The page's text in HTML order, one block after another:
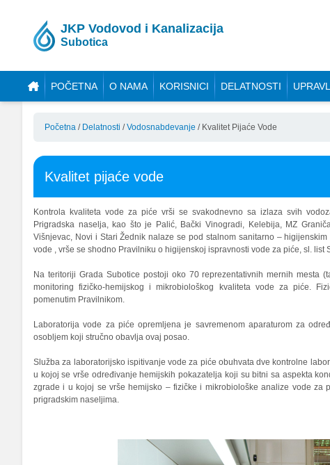
JKP Vodovod i Kanalizacija
Subotica
POČETNA O NAMA KORISNICI DELATNOSTI
Početna / Delatnosti / Vodosnabdevanje / Kvalitet Pijaće Vode
Kvalitet pijaće vode
Kontrola kvaliteta vode za piće vrši se svakodnevno sa izlaza svih
Prigradska naselja, kao što je Palić, Bački Vinogradi, Kelebija, MZ
Višnjevac, Novi i Stari Žednik nalaze se pod stalnom sanitarno –
vode , vrše se shodno Pravilniku o higijenskoj ispravnosti vode za piće, sl. list
Na teritoriji Grada Subotice postoji oko 70 reprezentativnih mernih
monitoring fizičko-hemijskog i mikrobiološkog kvaliteta vode za piće.
pomenutim Pravilnikom.
Laboratorija vode za piće opremljena je savremenom aparaturom za
osobljem koji stručno obavlja ovaj posao.
Služba za laboratorijsko ispitivanje vode za piće obuhvata dve kontrolne
u kojoj se vrše određivanje hemijskih pokazatelja koji su bitni sa aspekta
zgrade i u kojoj se vrše hemijsko – fizičke i mikrobiološke analize vode
prigradskim naseljima.